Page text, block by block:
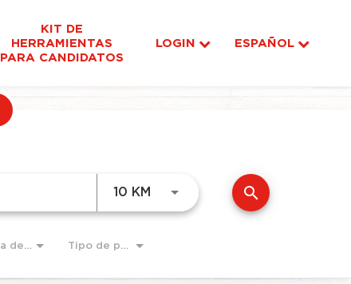
KIT DE
HERRAMIENTAS
PARA CANDIDATOS
LOGIN ESPAÑOL
10 KM search
Familia de Puestos Tipo de pago: